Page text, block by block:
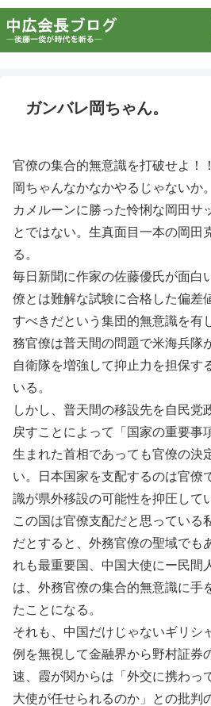
ガンバレ岡ちゃん。
官僚の集合的無意識を打破せよ！！
岡ちゃんなかなかやるじゃないか
カメルーンに勝った怜悧な岡田サ
とではない。生真面目一本の岡田
る。
毎日新聞に作家の佐藤優氏が面白
僚とは難解な試験に合格した偏差
すべきだという集団的無意識を有
務官僚は普天間の問題で米海兵隊
自衛隊を増強して抑止力を担保す
いる。
しかし、普天間の移設先を自民党
戻すことによって「国家の重要事
生まれた首相であっても官僚の決
い。日本国家を支配するのは官僚
識が県外移設の可能性を抑圧して
この国は官僚支配だと思っている
だとすると、外務官僚の聖域でも
れも最重要国、中国大使にー民間
は、外務官僚の集合的無意識に手
たことになる。
それも、中国だけじゃないギリシ
例を無視して金融界から野村証券
速、霞が関からは「外交に携わっ
大使が任せられるのか」との批判